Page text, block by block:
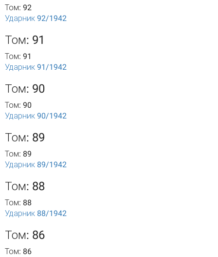
Том: 92
Ударник 92/1942
Том: 91
Том: 91
Ударник 91/1942
Том: 90
Том: 90
Ударник 90/1942
Том: 89
Том: 89
Ударник 89/1942
Том: 88
Том: 88
Ударник 88/1942
Том: 86
Том: 86